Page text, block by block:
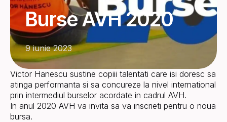
Burse AVH 2020
9 iunie 2023
Victor Hanescu sustine copiii talentati care isi doresc sa
atinga performanta si sa concureze la nivel international
prin intermediul burselor acordate in cadrul AVH.
In anul 2020 AVH va invita sa va inscrieti pentru o noua
bursa.